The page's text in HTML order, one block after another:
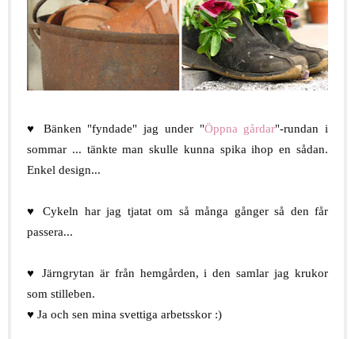
♥ Bänken "fyndade" jag under "Öppna gårdar"-rundan i
sommar ... tänkte man skulle kunna spika ihop en sådan.
Enkel design...
♥ Cykeln har jag tjatat om så många gånger så den får
passera...
♥ Järngrytan är från hemgården, i den samlar jag krukor
som stilleben.
♥ Ja och sen mina svettiga arbetsskor :)